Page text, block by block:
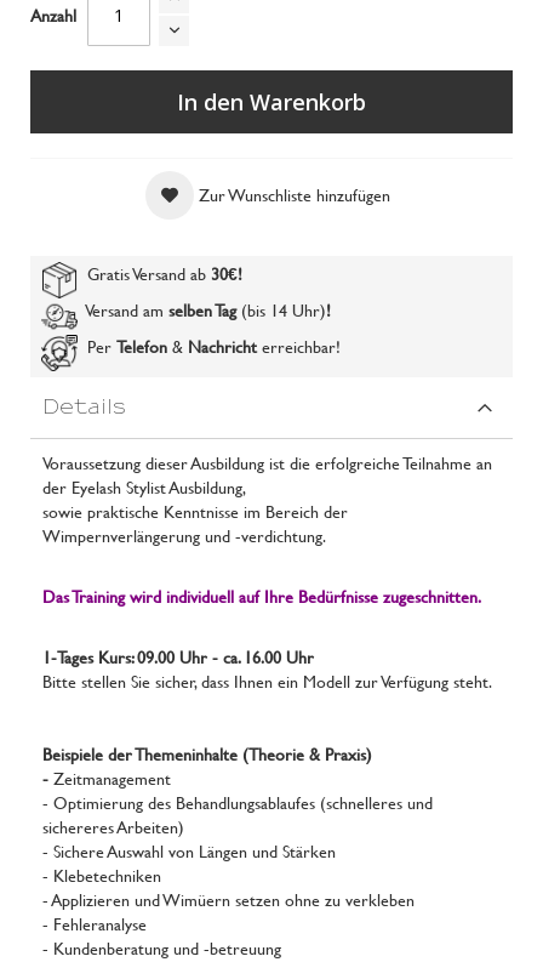
Anzahl
In den Warenkorb
Zur Wunschliste hinzufügen
Gratis Versand ab 30€!
Versand am selben Tag(bis 14 Uhr)!
PerTelefon& Nachrichterreichbar!
Details
Voraussetzung dieser Ausbildung ist die erfolgreiche Teilnahme an
der Eyelash Stylist Ausbildung,
sowie praktische Kenntnisse im Bereich der
Wimpernverlängerung und -verdichtung.
Das Training wird individuell auf Ihre Bedürfnisse zugeschnitten.
1-Tages Kurs: 09.00 Uhr - ca. 16.00 Uhr
Bitte stellen Sie sicher, dass Ihnen ein Modell zur Verfügung steht.
Beispiele der Themeninhalte (Theorie & Praxis)
-Zeitmanagement
- Optimierung des Behandlungsablaufes (schnelleres und
sichereres Arbeiten)
- Sichere Auswahl von Längen und Stärken
- Klebetechniken
- Applizieren und Wimüern setzen ohne zu verkleben
- Fehleranalyse
- Kundenberatung und -betreuung